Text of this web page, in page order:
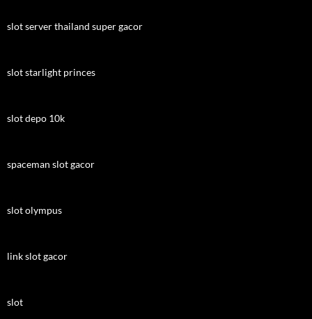
slot server thailand super gacor
slot starlight princes
slot depo 10k
spaceman slot gacor
slot olympus
link slot gacor
slot